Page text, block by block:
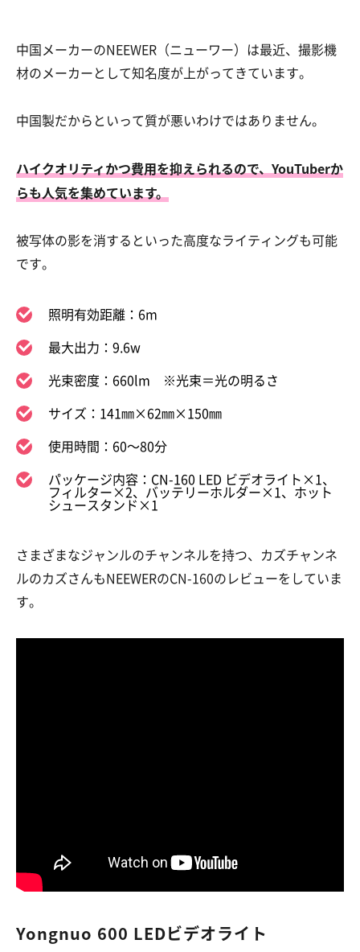
中国メーカーのNEEWER（ニューワー）は最近、撮影機
材のメーカーとして知名度が上がってきています。
中国製だからといって質が悪いわけではありません。
ハイクオリティかつ費用を抑えられるので、YouTuberか
らも人気を集めています。
被写体の影を消するといった高度なライティングも可能
です。
照明有効距離：6m
最大出力：9.6w
光束密度：660lm ※光束＝光の明るさ
サイズ：141㎜×62㎜×150㎜
使用時間：60～80分
パッケージ内容：CN-160 LED ビデオライト×1、
フィルター×2、バッテリーホルダー×1、ホット
シュースタンド×1
さまざまなジャンルのチャンネルを持つ、カズチャンネ
ルのカズさんもNEEWERのCN-160のレビューをしていま
す。
Yongnuo 600 LEDビデオライト